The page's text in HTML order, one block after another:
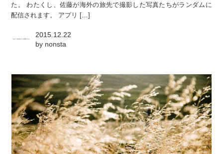
た。 わたくし、佐藤が海外の旅先で撮影した写真たちがランダムに
配信されます。 アプリ […]
2015.12.22
by nonsta